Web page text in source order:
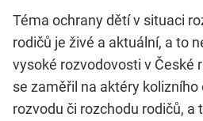
Téma ochrany dětí v situaci
rodičů je živé a aktuální, a to
vysoké rozvodovosti v České
se zaměřil na aktéry
rozvodu či rozchodu rodičů, a